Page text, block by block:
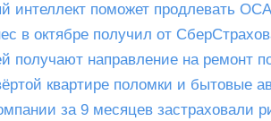
интеллект поможет продлевать
в октябре получил от
получают направление на ремонт
квартире поломки и бытовые
за 9 месяцев застраховали